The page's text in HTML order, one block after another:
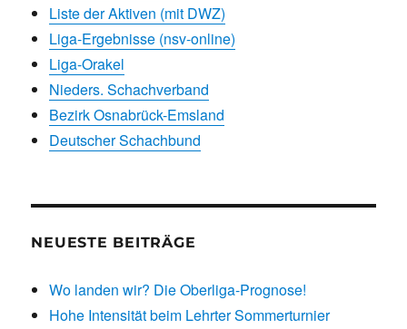
Liste der Aktiven (mit DWZ)
Liga-Ergebnisse (nsv-online)
Liga-Orakel
Nieders. Schachverband
Bezirk Osnabrück-Emsland
Deutscher Schachbund
NEUESTE BEITRÄGE
Wo landen wir? Die Oberliga-Prognose!
Hohe Intensität beim Lehrter Sommerturnier